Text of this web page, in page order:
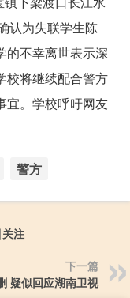
认为失联学生陈
的不幸离世表示深
校将继续配合警方
宜。学校呼吁网友
警方
注
下一篇
疑似回应湖南卫视